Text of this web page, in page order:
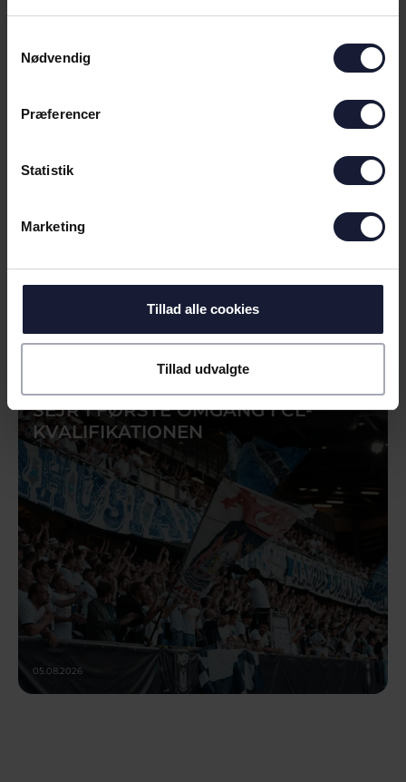
Nødvendig
Præferencer
Statistik
Marketing
Tillad alle cookies
Tillad udvalgte
SEJR GIVER GOD TRO INDEN
RETURKAMP
SEJR I FØRSTE OMGANG I CL-
KVALIFIKATIONEN
05.08.2026